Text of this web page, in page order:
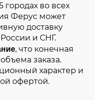
во всех
Ферус может
доставку
и СНГ.
, что конечная
заказа.
характер и
офертой.